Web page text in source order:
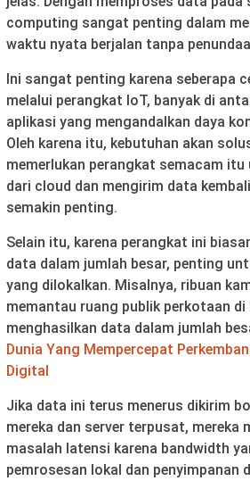
computing sangat penting dalam
waktu nyata berjalan tanpa
Ini sangat penting karena seberapa
melalui perangkat IoT, banyak di
aplikasi yang mengandalkan daya
Oleh karena itu, kebutuhan akan
memerlukan perangkat semacam
dari cloud dan mengirim data
semakin penting.
Selain itu, karena perangkat ini
data dalam jumlah besar, penting
yang dilokalkan. Misalnya, ribuan
memantau ruang publik perkotaan
menghasilkan data dalam jumlah
Dunia Yang Mempercepat
Digital
Jika data ini terus menerus dikirim
mereka dan server terpusat, mereka
masalah latensi karena bandwidth
pemrosesan lokal dan penyimpanan